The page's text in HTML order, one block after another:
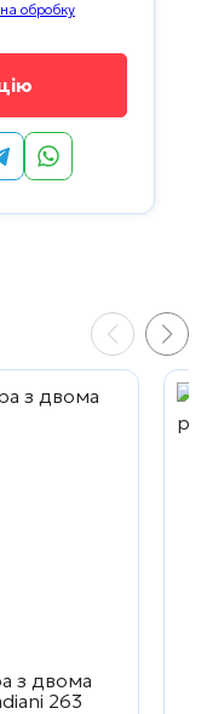
обробку
з двома
263